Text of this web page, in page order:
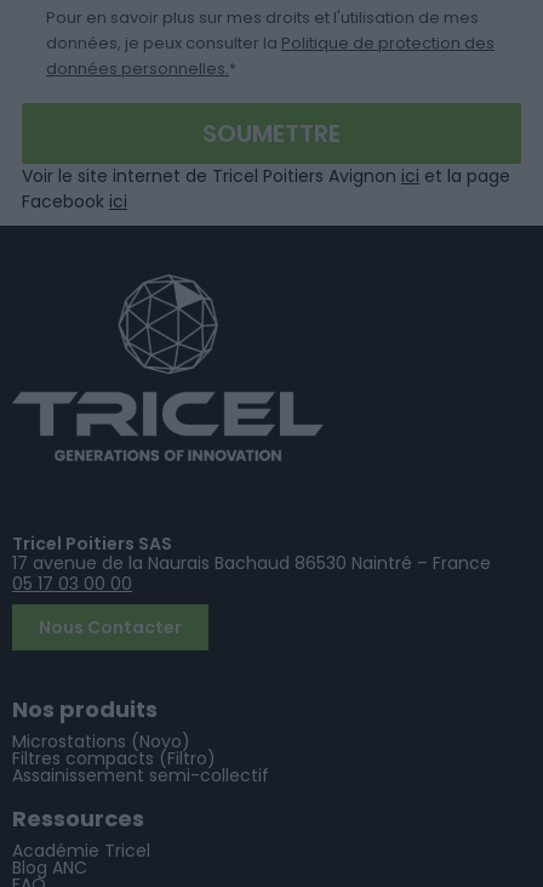
Pour en savoir plus sur mes droits et l'utilisation de mes
données, je peux consulter la Politique de protection des
données personnelles.*
Voir le site internet de Tricel Poitiers Avignon ici et la page
Facebook ici
Tricel Poitiers SAS
17 avenue de la Naurais Bachaud 86530 Naintré – France
05 17 03 00 00
Nous Contacter
Nos produits
Microstations (Novo)
Filtres compacts (Filtro)
Assainissement semi-collectif
Ressources
Académie Tricel
Blog ANC